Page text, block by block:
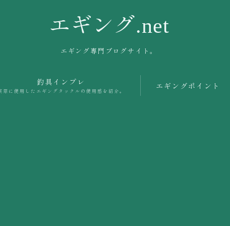
エギング.net
エギング専門ブログサイト。
釣具インプレ
際に使用したエギングタックルの使用感を紹介。
エギングポイント